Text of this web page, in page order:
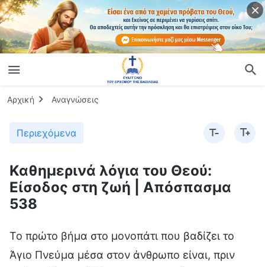
Αρχική Αναγνώσεις
Περιεχόμενα
Καθημερινά λόγια του Θεού:
Είσοδος στη ζωή | Απόσπασμα
538
Το πρώτο βήμα στο μονοπάτι που βαδίζει το
Άγιο Πνεύμα μέσα στον άνθρωπο είναι, πριν